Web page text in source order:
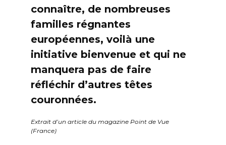
connaître, de nombreuses
familles régnantes
européennes, voilà une
initiative bienvenue et qui ne
manquera pas de faire
réfléchir d’autres têtes
couronnées.
Extrait d’un article du magazine Point de Vue
(France)